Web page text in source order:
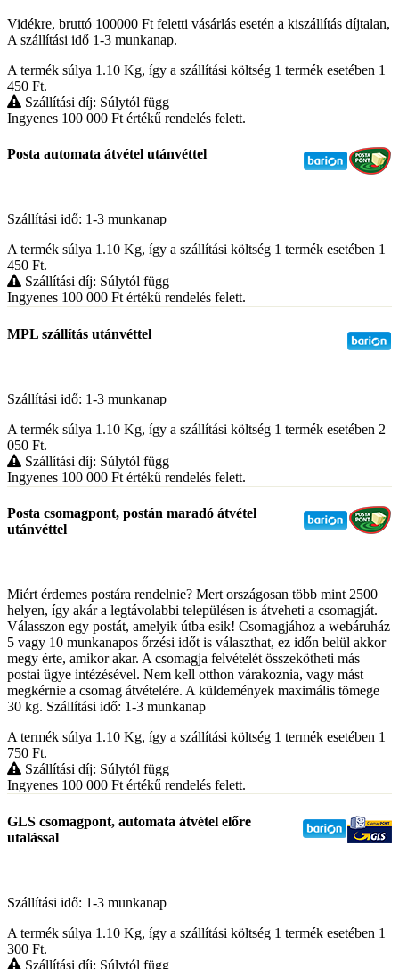
Vidékre, bruttó 100000 Ft feletti vásárlás esetén a kiszállítás díjtalan,
A szállítási idő 1-3 munkanap.
A termék súlya 1.10 Kg, így a szállítási költség 1 termék esetében 1
450 Ft.
Szállítási díj: Súlytól függ
Ingyenes 100 000 Ft értékű rendelés felett.
Posta automata átvétel utánvéttel
Szállítási idő: 1-3 munkanap
A termék súlya 1.10 Kg, így a szállítási költség 1 termék esetében 1
450 Ft.
Szállítási díj: Súlytól függ
Ingyenes 100 000 Ft értékű rendelés felett.
MPL szállítás utánvéttel
Szállítási idő: 1-3 munkanap
A termék súlya 1.10 Kg, így a szállítási költség 1 termék esetében 2
050 Ft.
Szállítási díj: Súlytól függ
Ingyenes 100 000 Ft értékű rendelés felett.
Posta csomagpont, postán maradó átvétel
utánvéttel
Miért érdemes postára rendelnie? Mert országosan több mint 2500
helyen, így akár a legtávolabbi településen is átveheti a csomagját.
Válasszon egy postát, amelyik útba esik! Csomagjához a webáruház
5 vagy 10 munkanapos őrzési időt is választhat, ez időn belül akkor
megy érte, amikor akar. A csomagja felvételét összekötheti más
postai ügye intézésével. Nem kell otthon várakoznia, vagy mást
megkérnie a csomag átvételére. A küldemények maximális tömege
30 kg. Szállítási idő: 1-3 munkanap
A termék súlya 1.10 Kg, így a szállítási költség 1 termék esetében 1
750 Ft.
Szállítási díj: Súlytól függ
Ingyenes 100 000 Ft értékű rendelés felett.
GLS csomagpont, automata átvétel előre
utalással
Szállítási idő: 1-3 munkanap
A termék súlya 1.10 Kg, így a szállítási költség 1 termék esetében 1
300 Ft.
Szállítási díj: Súlytól függ